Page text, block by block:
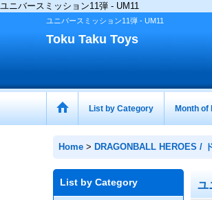
ユニバースミッション11弾 - UM11
ユニバースミッション11弾 - UM11
Toku Taku Toys
List by Category Month of
Home > DRAGONBALL HEROES /
List by Category ユ